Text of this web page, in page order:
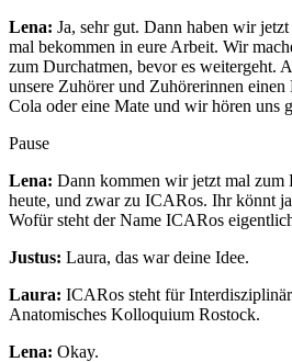
Lena: Ja, sehr gut. Dann haben wir
mal bekommen in eure Arbeit. Wir
zum Durchatmen, bevor es weitergeht.
unsere Zuhörer und Zuhörerinnen einen
Cola oder eine Mate und wir hören uns
Pause
Lena: Dann kommen wir jetzt mal zum
heute, und zwar zu ICARos. Ihr könnt
Wofür steht der Name ICARos
Justus: Laura, das war deine Idee.
Laura: ICARos steht für
Anatomisches Kolloquium Rostock.
Lena: Okay.